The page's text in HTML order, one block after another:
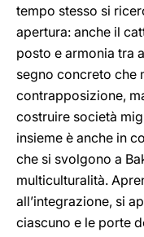
tempo stesso si
apertura: anche il
posto e armonia tra
segno concreto che
contrapposizione,
costruire società
insieme è anche in
che si svolgono a
multiculturalità.
all’integrazione, si
ciascuno e le porte